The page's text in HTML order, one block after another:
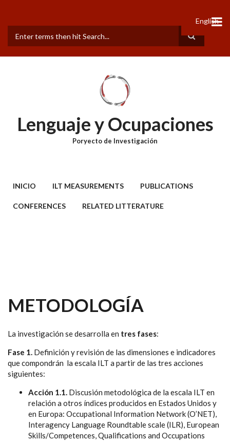
contenido
principal
English
Lenguaje y Ocupaciones
Poryecto de Investigación
MENU
INICIO ILT MEASUREMENTS PUBLICATIONS
CONFERENCES RELATED LITTERATURE
METODOLOGÍA
La investigación se desarrolla en tres fases:
Fase 1. Definición y revisión de las dimensiones e indicadores
que compondrán la escala ILT a partir de las tres acciones
siguientes:
Acción 1.1. Discusión metodológica de la escala ILT en
relación a otros índices producidos en Estados Unidos y
en Europa: Occupational Information Network (O’NET),
Interagency Language Roundtable scale (ILR), European
Skills/Competences, Qualifications and Occupations